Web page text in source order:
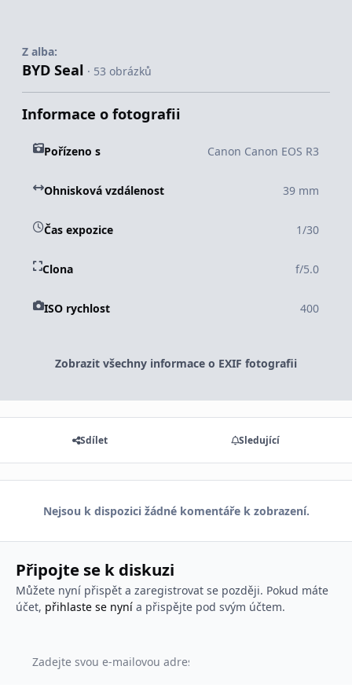
Z alba:
BYD Seal · 53 obrázků
Informace o fotografii
Pořízeno s Canon Canon EOS R3
Ohnisková vzdálenost 39 mm
Čas expozice 1/30
Clona f/5.0
ISO rychlost 400
Zobrazit všechny informace o EXIF fotografii
Sdílet Sledující
Nejsou k dispozici žádné komentáře k zobrazení.
Připojte se k diskuzi
Můžete nyní přispět a zaregistrovat se později. Pokud máte
účet, přihlaste se nynía přispějte pod svým účtem.